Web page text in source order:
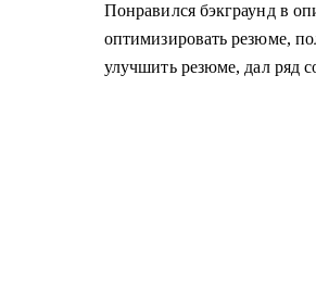
Понравился бэкграунд в
оптимизировать резюме,
улучшить резюме, дал ряд